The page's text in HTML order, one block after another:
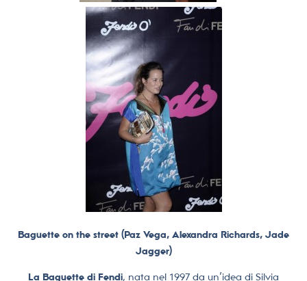
Baguette on the street (Paz Vega, Alexandra Richards, Jade
Jagger)
La Baguette di Fendi, nata nel 1997 da un’idea di Silvia